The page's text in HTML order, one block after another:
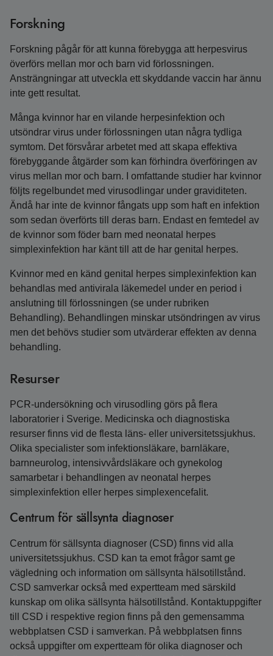
Forskning
Forskning pågår för att kunna förebygga att herpesvirus
överförs mellan mor och barn vid förlossningen.
Ansträngningar att utveckla ett skyddande vaccin har ännu
inte gett resultat.
Många kvinnor har en vilande herpesinfektion och
utsöndrar virus under förlossningen utan några tydliga
symtom. Det försvårar arbetet med att skapa effektiva
förebyggande åtgärder som kan förhindra överföringen av
virus mellan mor och barn. I omfattande studier har kvinnor
följts regelbundet med virusodlingar under graviditeten.
Ändå har inte de kvinnor fångats upp som haft en infektion
som sedan överförts till deras barn. Endast en femtedel av
de kvinnor som föder barn med neonatal herpes
simplexinfektion har känt till att de har genital herpes.
Kvinnor med en känd genital herpes simplexinfektion kan
behandlas med antivirala läkemedel under en period i
anslutning till förlossningen (se under rubriken
Behandling). Behandlingen minskar utsöndringen av virus
men det behövs studier som utvärderar effekten av denna
behandling.
Resurser
PCR-undersökning och virusodling görs på flera
laboratorier i Sverige. Medicinska och diagnostiska
resurser finns vid de flesta läns- eller universitetssjukhus.
Olika specialister som infektionsläkare, barnläkare,
barnneurolog, intensivvårdsläkare och gynekolog
samarbetar i behandlingen av neonatal herpes
simplexinfektion eller herpes simplexencefalit.
Centrum för sällsynta diagnoser
Centrum för sällsynta diagnoser (CSD) finns vid alla
universitetssjukhus. CSD kan ta emot frågor samt ge
vägledning och information om sällsynta hälsotillstånd.
CSD samverkar också med expertteam med särskild
kunskap om olika sällsynta hälsotillstånd. Kontaktuppgifter
till CSD i respektive region finns på den gemensamma
webbplatsen CSD i samverkan. På webbplatsen finns
också uppgifter om expertteam för olika diagnoser och